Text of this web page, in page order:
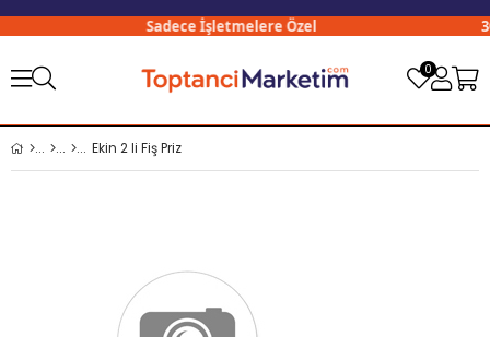
Sadece İşletmelere Özel
0
Ekin 2 li Fiş Priz